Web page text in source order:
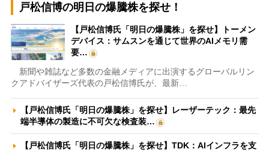
戸松信博の明日の爆騰株を探せ！
【戸松信博氏「明日の爆騰株」を探せ】トーメン
デバイス：サムスンを通じて世界のAIメモリ需
要…
新聞や雑誌など多数の金融メディアに出演するグローバルリン
クアドバイザーズ代表の戸松信博氏が、最新…
【戸松信博氏「明日の爆騰株」を探せ】レーザーテック：最先
端半導体の製造に不可欠な検査装…
【戸松信博氏「明日の爆騰株」を探せ】TDK：AIインフラを支